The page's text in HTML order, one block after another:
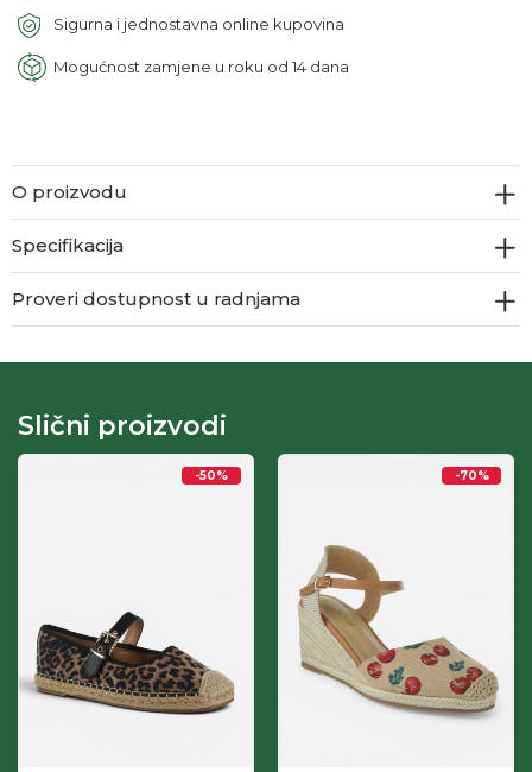
Sigurna i jednostavna online kupovina
Mogućnost zamjene u roku od 14 dana
O proizvodu
Specifikacija
Proveri dostupnost u radnjama
Slični proizvodi
-50% -70%